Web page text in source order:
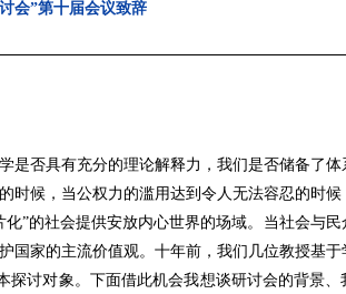
会”第十届会议致辞
否具有充分的理论解释力，我们是否储备了体
时候，当公权力的滥用达到令人无法容忍的时
”的社会提供安放内心世界的场域。当社会与民
国家的主流价值观。十年前，我们几位教授基于
讨对象。下面借此机会我想谈研讨会的背景、